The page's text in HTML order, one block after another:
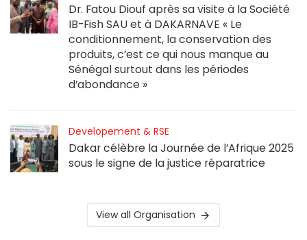
Dr. Fatou Diouf après sa visite à la Société
IB-Fish SAU et à DAKARNAVE « Le
conditionnement, la conservation des
produits, c’est ce qui nous manque au
Sénégal surtout dans les périodes
d’abondance »
Developement & RSE
Dakar célèbre la Journée de l’Afrique 2025
sous le signe de la justice réparatrice
View all Organisation